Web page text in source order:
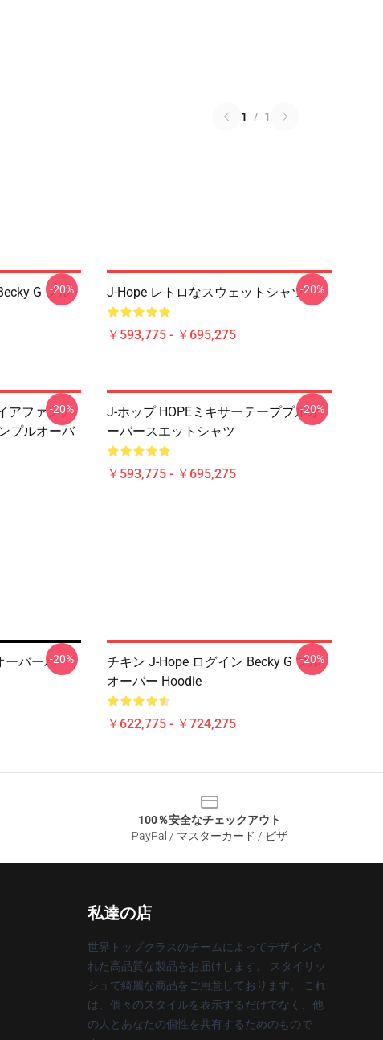
1 / 1
G プル
-20% J-Hope レトロなスウェットシャツ
￥593,775 - ￥695,275
-20%
アファンア
プルオーバ
-20%
J-ホップ HOPEミキサーテーププルオ
ーバースエットシャツ
￥593,775 - ￥695,275
-20%
ーバーパー
-20%
チキン J-Hope ログイン Becky G プル
オーバー Hoodie
￥622,775 - ￥724,275
-20%
100％安全なチェックアウト
PayPal / マスターカード / ビザ
私達の店
世界トップクラスのチームによってデザインさ
れた高品質な製品をお届けします。 スタイリッ
シュで綺麗な商品をご用意しております。 これ
は、個々のスタイルを表示するだけでなく、他
の人とあなたの個性を共有するためのもので